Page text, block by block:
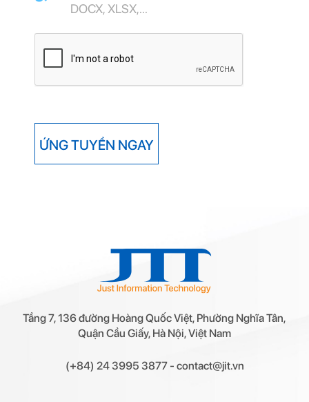
DOCX, XLSX,...
ỨNG TUYỂN NGAY
Tầng 7, 136 đường Hoàng Quốc Việt, Phường Nghĩa Tân,
Quận Cầu Giấy, Hà Nội, Việt Nam
(+84) 24 3995 3877- contact@jit.vn